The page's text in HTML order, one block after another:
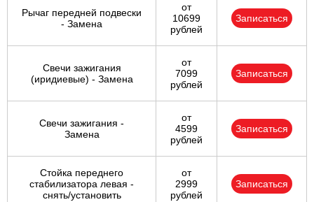
Рычаг передней подвески
- Замена
от
10699
рублей
Записаться
Свечи зажигания
(иридиевые) - Замена
от
7099
рублей
Записаться
Свечи зажигания -
Замена
от
4599
рублей
Записаться
Стойка переднего
стабилизатора левая -
снять/установить
от
2999
рублей
Записаться